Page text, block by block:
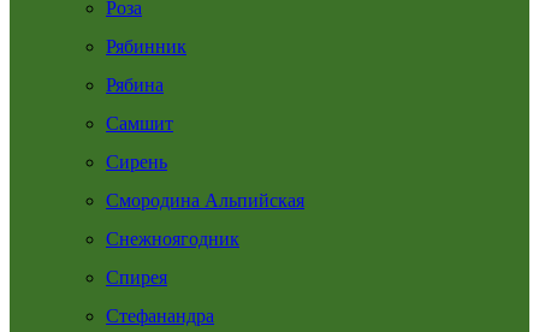
Роза
Рябинник
Рябина
Самшит
Сирень
Смородина Альпийская
Снежноягодник
Спирея
Стефанандра